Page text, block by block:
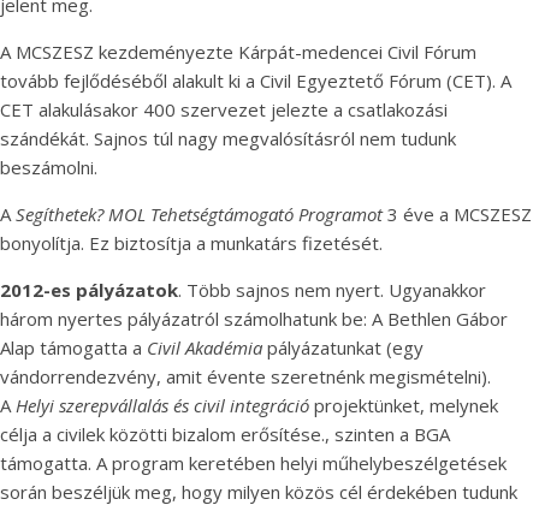
jelent meg.
A MCSZESZ kezdeményezte Kárpát-medencei Civil Fórum
tovább fejlődéséből alakult ki a Civil Egyeztető Fórum (CET). A
CET alakulásakor 400 szervezet jelezte a csatlakozási
szándékát. Sajnos túl nagy megvalósításról nem tudunk
beszámolni.
ASegíthetek? MOL Tehetségtámogató Programot3 éve a MCSZESZ
bonyolítja. Ez biztosítja a munkatárs fizetését.
2012-es pályázatok. Több sajnos nem nyert. Ugyanakkor
három nyertes pályázatról számolhatunk be: A Bethlen Gábor
Alap támogatta a Civil Akadémia pályázatunkat (egy
vándorrendezvény, amit évente szeretnénk megismételni).
AHelyi szerepvállalás és civil integráció projektünket, melynek
célja a civilek közötti bizalom erősítése., szinten a BGA
támogatta. A program keretében helyi műhelybeszélgetések
során beszéljük meg, hogy milyen közös cél érdekében tudunk